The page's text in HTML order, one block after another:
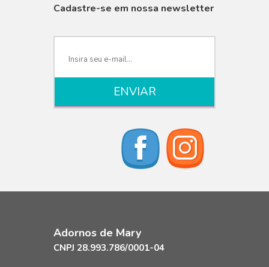
VISUALIZAR
Cadastre-se em nossa newsletter
Adornos de Mary
CNPJ 28.993.786/0001-04